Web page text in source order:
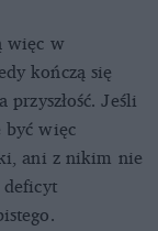
więc w
kończą się
Jeśli
być więc
ani z nikim nie